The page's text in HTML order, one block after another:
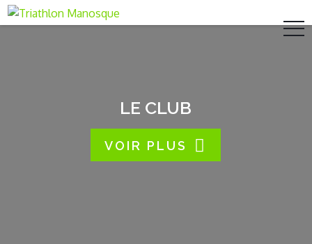
Skip
to
LE CLUB
VOIR PLUS